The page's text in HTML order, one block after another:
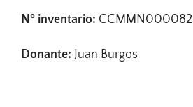
Nº inventario: CCMMN000082
Donante: Juan Burgos